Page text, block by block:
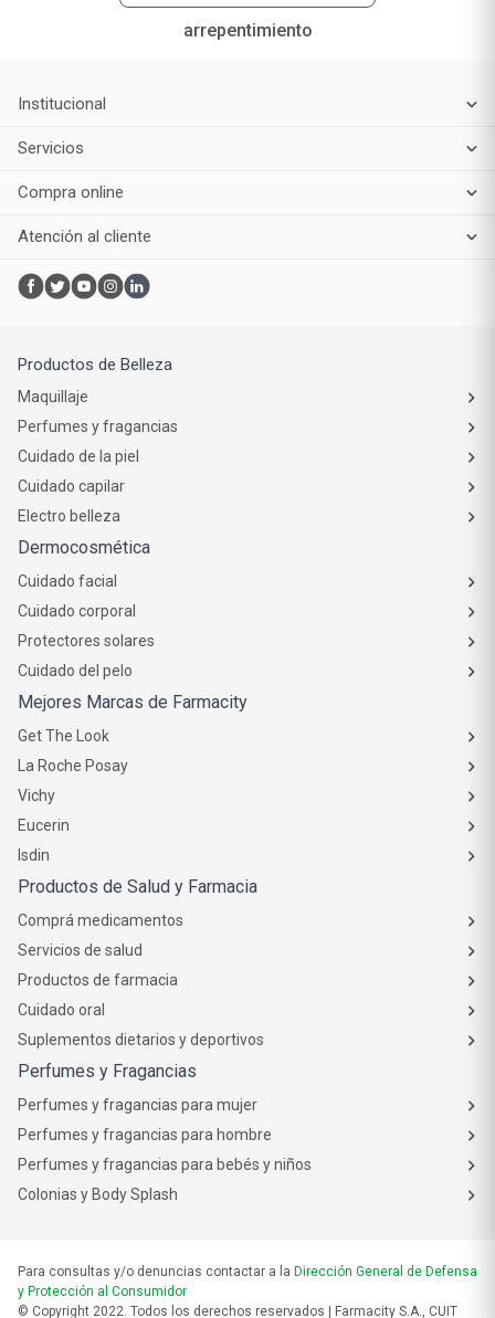
arrepentimiento
Institucional
Servicios
Compra online
Atención al cliente
Productos de Belleza
Maquillaje
Perfumes y fragancias
Cuidado de la piel
Cuidado capilar
Electro belleza
Dermocosmética
Cuidado facial
Cuidado corporal
Protectores solares
Cuidado del pelo
Mejores Marcas de Farmacity
Get The Look
La Roche Posay
Vichy
Eucerin
Isdin
Productos de Salud y Farmacia
Comprá medicamentos
Servicios de salud
Productos de farmacia
Cuidado oral
Suplementos dietarios y deportivos
Perfumes y Fragancias
Perfumes y fragancias para mujer
Perfumes y fragancias para hombre
Perfumes y fragancias para bebés y niños
Colonias y Body Splash
Para consultas y/o denuncias contactar a la Dirección General de Defensa
y Protección al Consumidor
© Copyright 2022. Todos los derechos reservados | Farmacity S.A., CUIT